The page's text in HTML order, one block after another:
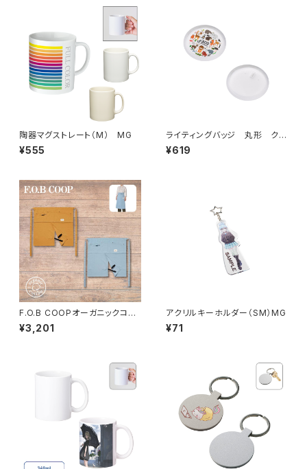
陶器マグストレート（M） MG
¥555
ライティングバッジ 丸形 クリ
ア MG
¥619
F.O.B COOPオーガニックコッ
トンワークエプロン ハーフ M
G
¥3,201
アクリルキーホルダー（SM）MG
¥71